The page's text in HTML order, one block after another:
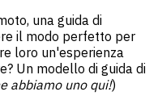
una guida di
il modo perfetto per
loro un'esperienza
Un modello di guida di
abbiamo uno qui!)